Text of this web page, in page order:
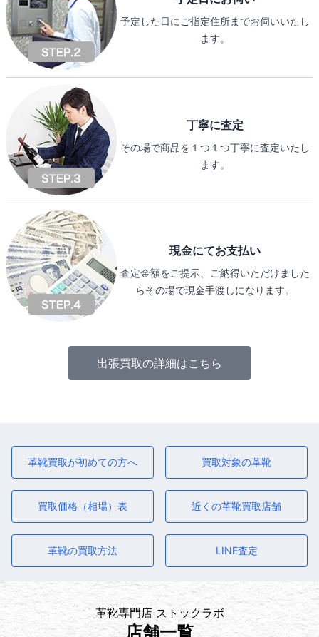
予定した日にご指定住所までお伺いいたし
ます。
丁寧に査定
その場で商品を１つ１つ丁寧に査定いたし
ます。
現金にてお支払い
査定金額をご提示、ご納得いただけました
らその場で現金手渡しになります。
出張買取の詳細はこちら
革靴買取が初めての方へ 買取対象の革靴
買取価格（相場）表 近くの革靴買取店舗
革靴の買取方法 LINE査定
革靴専門店 ストックラボ
店舗一覧